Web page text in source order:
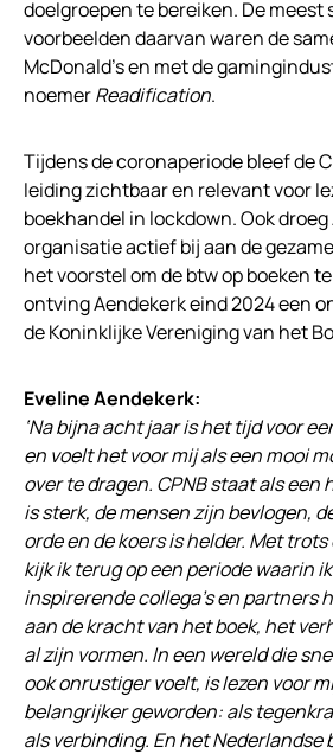
doelgroepen te bereiken. De meest
voorbeelden daarvan waren de
McDonald’s en met de
noemerReadification.
Tijdens de coronaperiode bleef de
leiding zichtbaar en relevant voor
boekhandel in lockdown. Ook
organisatie actief bij aan de
het voorstel om de btw op boeken
ontving Aendekerk eind 2024 een
de Koninklijke Vereniging van het
Eveline Aendekerk:
‘Na bijna acht jaar is het tijd voor
en voelt het voor mij als een mooi
over te dragen. CPNB staat als een
is sterk, de mensen zijn bevlogen,
orde en de koers is helder. Met
kijk ik terug op een periode waarin
inspirerende collega’s en partners
aan de kracht van het boek, het
al zijn vormen. In een wereld die
ook onrustiger voelt, is lezen voor
belangrijker geworden: als
als verbinding. En het Nederlandse